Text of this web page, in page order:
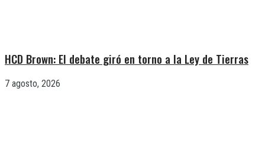
HCD Brown: El debate giró en torno a la Ley de Tierras
7 agosto, 2026